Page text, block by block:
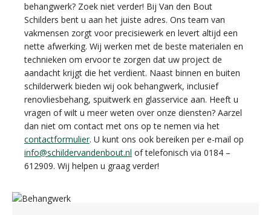
behangwerk? Zoek niet verder! Bij Van den Bout
Schilders bent u aan het juiste adres. Ons team van
vakmensen zorgt voor precisiewerk en levert altijd een
nette afwerking. Wij werken met de beste materialen en
technieken om ervoor te zorgen dat uw project de
aandacht krijgt die het verdient. Naast binnen en buiten
schilderwerk bieden wij ook behangwerk, inclusief
renovliesbehang, spuitwerk en glasservice aan. Heeft u
vragen of wilt u meer weten over onze diensten? Aarzel
dan niet om contact met ons op te nemen via het
contactformulier. U kunt ons ook bereiken per e-mail op
info@schildervandenbout.nl of telefonisch via 0184 –
612909. Wij helpen u graag verder!